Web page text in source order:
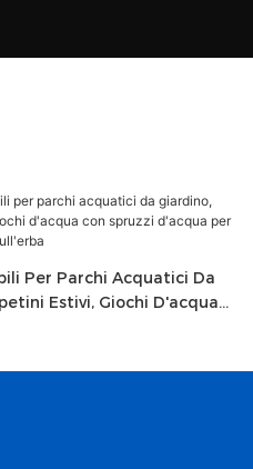
Per Parchi Acquatici Da
Estivi, Giochi D'acqua